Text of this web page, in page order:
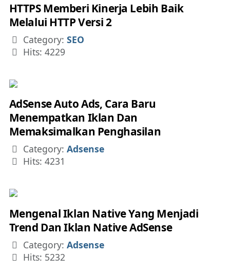
HTTPS Memberi Kinerja Lebih Baik
Melalui HTTP Versi 2
Details
Category: SEO
Hits: 4229
AdSense Auto Ads, Cara Baru
Menempatkan Iklan Dan
Memaksimalkan Penghasilan
Details
Category: Adsense
Hits: 4231
Mengenal Iklan Native Yang Menjadi
Trend Dan Iklan Native AdSense
Details
Category: Adsense
Hits: 5232